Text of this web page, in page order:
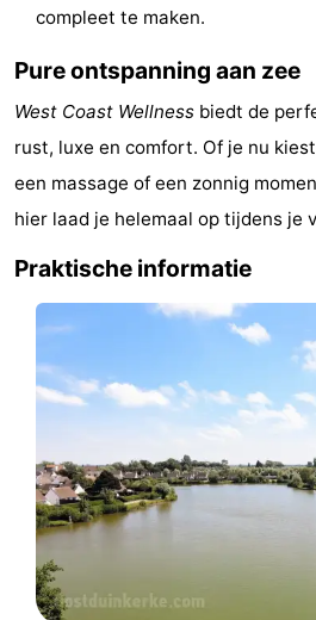
Steden
Natuur
Sporten
-
Zwembaden
-
Fietsen
-
Wandelen
-
Paardrijden
Golfbanen
en
drinken
Evenementen
Praktisch
Forum
compleet te maken.
Pure ontspanning aan zee
West Coast Wellness biedt de
rust, luxe en comfort. Of je nu
een massage of een zonnig
hier laad je helemaal op tijdens je
Praktische informatie